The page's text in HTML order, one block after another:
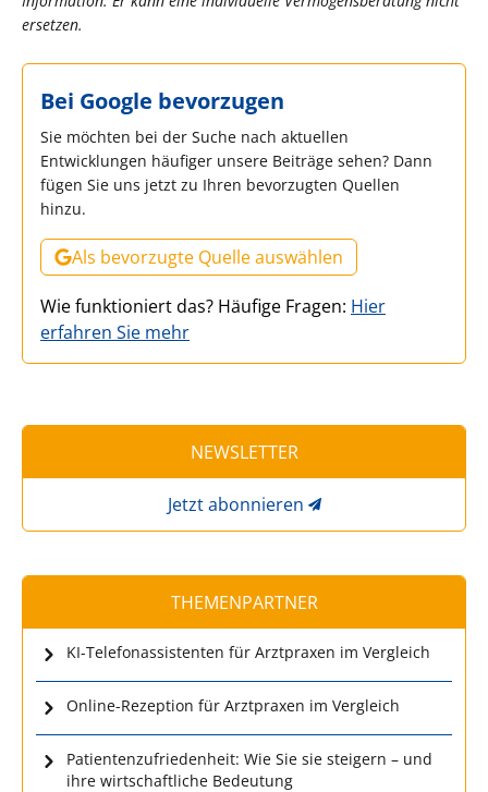
ersetzen.
Bei Google bevorzugen
Sie möchten bei der Suche nach aktuellen
Entwicklungen häufiger unsere Beiträge sehen? Dann
fügen Sie uns jetzt zu Ihren bevorzugten Quellen
hinzu.
Als bevorzugte Quelle auswählen
Wie funktioniert das? Häufige Fragen: Hier
erfahren Sie mehr
NEWSLETTER
Jetzt abonnieren
THEMENPARTNER
KI-Telefonassistenten für Arztpraxen im Vergleich
Online-Rezeption für Arztpraxen im Vergleich
Patientenzufriedenheit: Wie Sie sie steigern – und
ihre wirtschaftliche Bedeutung